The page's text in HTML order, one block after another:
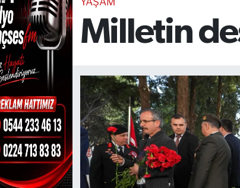
Milletin
TEKNOLOJİ
CANLI DİNLE
RESMİ İLANLAR
Gencsesfm Canlı Dinle